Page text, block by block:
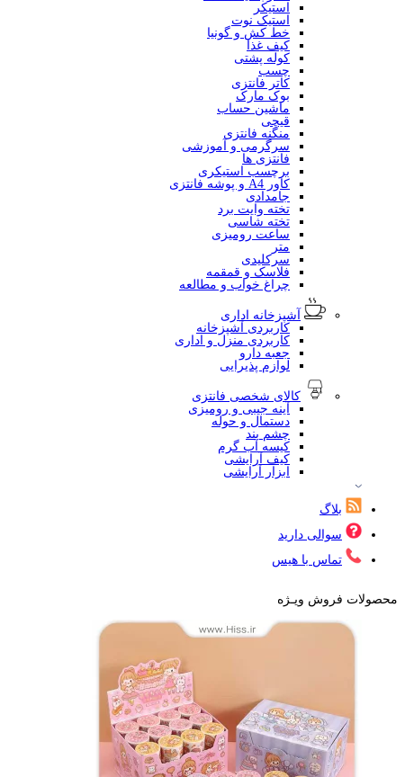
استیکر
استیک نوت
خط کش و گونیا
کیف غذا
کوله پشتی
چسب
کاتر فانتزی
بوک مارک
ماشین حساب
قیچی
منگنه فانتزی
سرگرمی و آموزشی
فانتزی ها
برچسب استیکری
کاور A4 و پوشه فانتزی
جامدادی
تخته وایت برد
تخته شاسی
ساعت رومیزی
متر
سرکلیدی
فلاسک و قمقمه
چراغ خواب و مطالعه
آشپزخانه اداری
کاربردی آشپزخانه
کاربردی منزل و اداری
جعبه دارو
لوازم پذیرایی
کالای شخصی فانتزی
آینه جیبی و رومیزی
دستمال و حوله
چشم بند
کیسه آب گرم
کیف آرایشی
ابزار آرایشی
بلاگ
سوالی دارید
تماس با هیس
محصولات فروش ویـژه